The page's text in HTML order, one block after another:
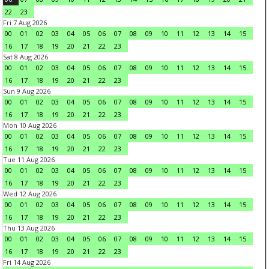
22
23
Fri 7 Aug 2026
00
01 02 03 04 05 06 07 08 09 10 11 12 13 14
15
16
17 18 19 20 21 22
23
Sat 8 Aug 2026
00
01 02 03 04 05 06 07 08 09 10 11 12 13 14
15
16
17 18 19 20 21 22
23
Sun 9 Aug 2026
00
01 02 03 04 05 06 07 08 09 10 11 12 13 14
15
16
17 18 19 20 21 22
23
Mon 10 Aug 2026
00
01 02 03 04 05 06 07 08 09 10 11 12 13 14
15
16
17 18 19 20 21 22
23
Tue 11 Aug 2026
00
01 02 03 04 05 06 07 08 09 10 11 12 13 14
15
16
17 18 19 20 21 22
23
Wed 12 Aug 2026
00
01 02 03 04 05 06 07 08 09 10 11 12 13 14
15
16
17 18 19 20 21 22
23
Thu 13 Aug 2026
00
01 02 03 04 05 06 07 08 09 10 11 12 13 14
15
16
17 18 19 20 21 22
23
Fri 14 Aug 2026